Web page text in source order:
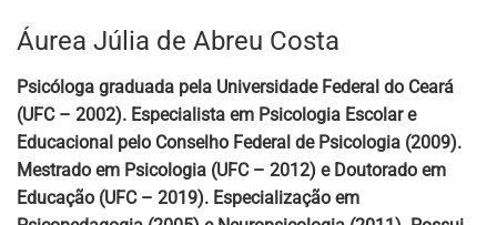
Áurea Júlia de Abreu Costa
Psicóloga graduada pela Universidade Federal do Ceará
(UFC – 2002). Especialista em Psicologia Escolar e
Educacional pelo Conselho Federal de Psicologia (2009).
Mestrado em Psicologia (UFC – 2012) e Doutorado em
Educação (UFC – 2019). Especialização em